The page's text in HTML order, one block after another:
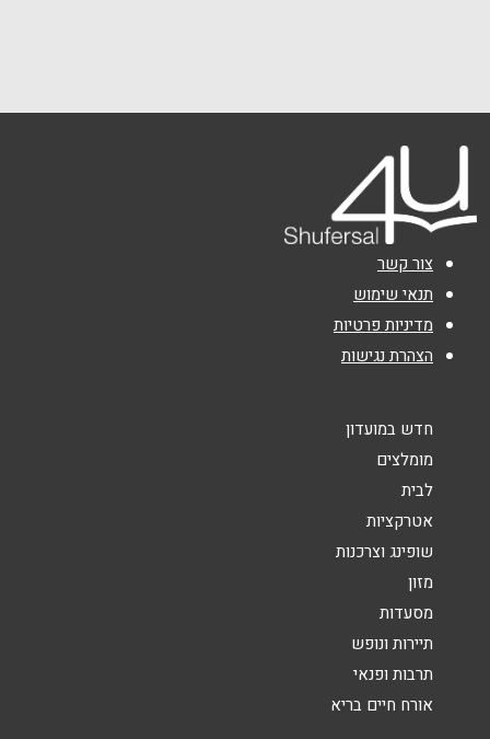
טלפון*
אימייל*
נושא*
אנא חזרו אלי בקשר ל...
צור קשר
תנאי שימוש
מדיניות פרטיות
הצהרת נגישות
חדש במועדון
מומלצים
לבית
אטרקציות
שופינג וצרכנות
מזון
מסעדות
תיירות ונופש
תרבות ופנאי
אורח חיים בריא